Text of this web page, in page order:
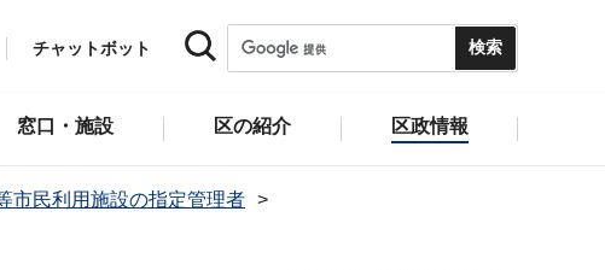
チャットボット
窓口・施設 区の紹介 区政情報
市民利用施設の指定管理者